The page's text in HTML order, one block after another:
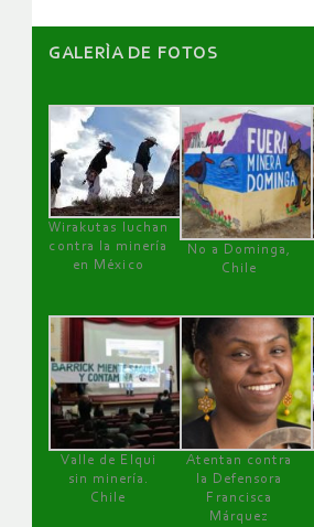
GALERÌA DE FOTOS
Wirakutas luchan
contra la minería
en México
No a Dominga,
Chile
Valle de Elqui
sin minería.
Chile
Atentan contra
la Defensora
Francisca
Márquez